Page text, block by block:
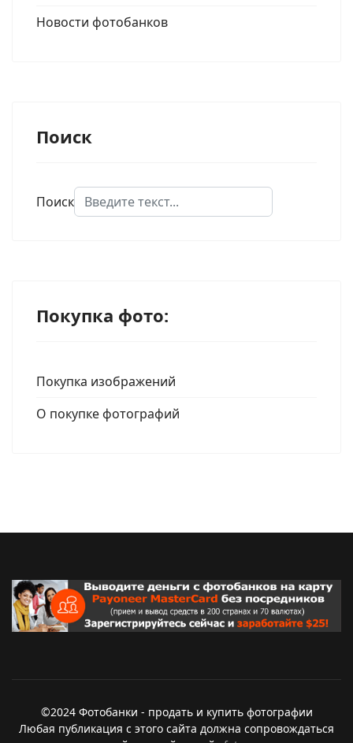
Новости фотобанков
Поиск
Поиск
Покупка фото:
Покупка изображений
О покупке фотографий
©2024 Фотобанки - продать и купить фотографии
Любая публикация с этого сайта должна сопровождаться